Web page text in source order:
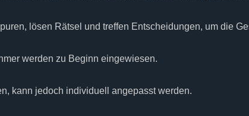
lösen Rätsel und treffen Entscheidungen, um die
werden zu Beginn eingewiesen.
kann jedoch individuell angepasst werden.